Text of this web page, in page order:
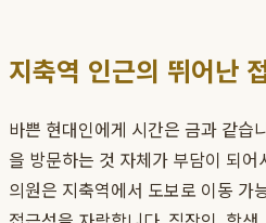
지축역 인근의 뛰어난
바쁜 현대인에게 시간은 금과 같습
을 방문하는 것 자체가 부담이 되
의원은 지축역에서 도보로 이동 가